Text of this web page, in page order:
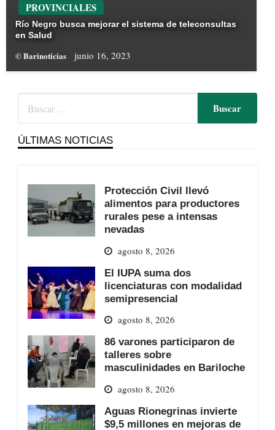
PROVINCIALES
Río Negro busca mejorar el sistema de teleconsultas
en Salud
© Barinoticias junio 16, 2023
ÚLTIMAS NOTICIAS
Protección Civil llevó
alimentos para productores
rurales pese a intensas
nevadas
agosto 8, 2026
El IUPA suma dos
licenciaturas con modalidad
semipresencial
agosto 8, 2026
86 varones participaron de
talleres sobre
masculinidades en Bariloche
agosto 8, 2026
Aguas Rionegrinas invierte
$9,5 millones en mejoras de